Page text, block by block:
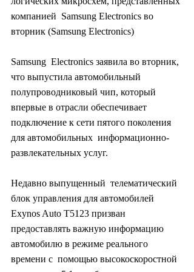
компанией  Samsung Electronics во
вторник (Samsung Electronics)
Samsung  Electronics заявила во вторник,
что выпустила автомобильный
полупроводниковый чип, который
впервые в отрасли обеспечивает
подключение к сети пятого поколения
для автомобильных  информационно-
развлекательных услуг.
Недавно выпущенный  телематический
блок управления для автомобилей
Exynos Auto T5123 призван
предоставлять важную информацию
автомобилю в режиме реального
времени с  помощью высокоскоростной